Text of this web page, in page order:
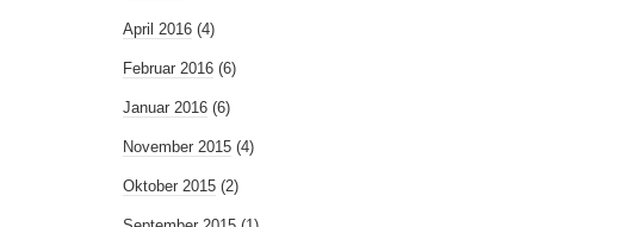
April 2016 (4)
Februar 2016 (6)
Januar 2016 (6)
November 2015 (4)
Oktober 2015 (2)